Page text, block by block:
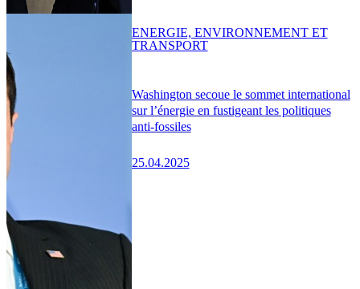
Washington secoue le sommet international
sur l’énergie en fustigeant les politiques
anti-fossiles
25.04.2025
ENERGIE, ENVIRONNEMENT ET
TRANSPORT